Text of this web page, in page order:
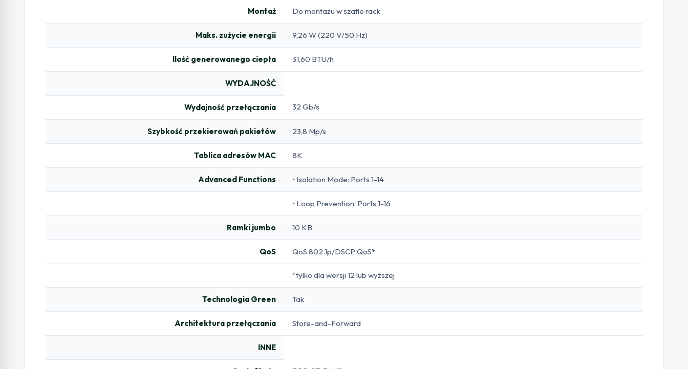
Montaż Do montażu w szafie rack
Maks. zużycie energii 9,26 W (220 V/50 Hz)
Ilość generowanego ciepła 31,60 BTU/h
WYDAJNOŚĆ
Wydajność przełączania 32 Gb/s
Szybkość przekierowań pakietów 23,8 Mp/s
Tablica adresów MAC 8K
Advanced Functions • Isolation Mode: Ports 1-14
• Loop Prevention: Ports 1-16
Ramki jumbo 10 KB
QoS QoS 802.1p/DSCP QoS*
*tylko dla wersji 12 lub wyższej
Technologia Green Tak
Architektura przełączania Store-and-Forward
INNE